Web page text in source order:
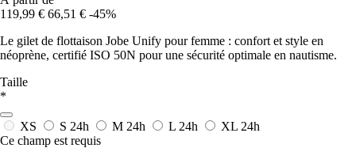
119,99 € 66,51 € -45%
Le gilet de flottaison Jobe Unify pour femme : confort et style en
néoprène, certifié ISO 50N pour une sécurité optimale en nautisme.
Taille
*
XS S 24h M 24h L 24h XL 24h
Ce champ est requis